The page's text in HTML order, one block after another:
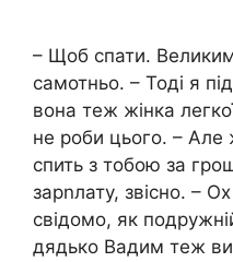
– Щоб спати.
самотньо. – Тоді я
вона теж жінка
не роби цього. –
спить з тобою за
зарnлату, звісно. –
свідомо, як
дядько Вадим теж